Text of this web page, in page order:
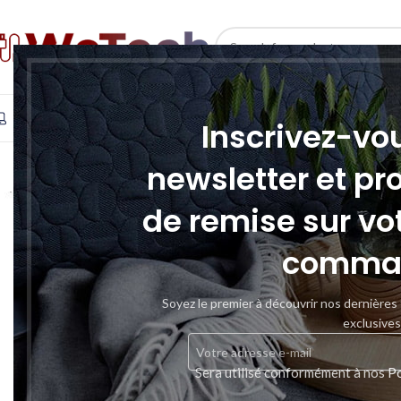
Inscrivez-
newsletter et
de remise sur
Soyez le premier à découvrir nos
exclusives
Sera utilisé conformément à nos
SELECT CATEGORY
INFORMATIQUE TÉLÉPHONIE & TABLETTE STOCKAGE
SOLD
OUT